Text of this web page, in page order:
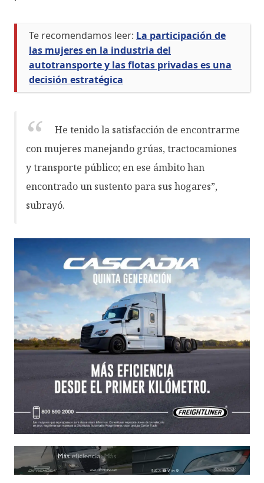
Te recomendamos leer: La participación de
las mujeres en la industria del
autotransporte y las flotas privadas es una
decisión estratégica
He tenido la satisfacción de encontrarme
con mujeres manejando grúas, tractocamiones
y transporte público; en ese ámbito han
encontrado un sustento para sus hogares”,
subrayó.